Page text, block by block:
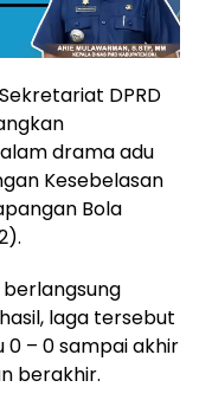
DPRD
drama adu
Kesebelasan
Bola
laga tersebut
– 0 sampai akhir
berakhir.